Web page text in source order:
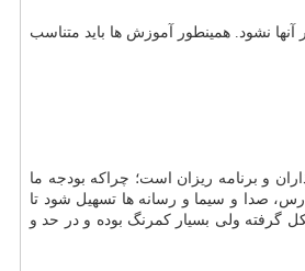
نشود. همینطور آموزش ها باید متناسب
و برنامه ریزان است؛ چراكه بودجه ما
صدا و سیما و رسانه ها تسهیل شود تا
گرفته ولی بسیار كمرنگ بوده و در حد و